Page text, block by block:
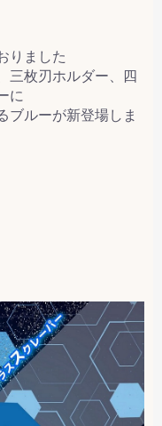
りました
三枚刃ホルダー、四
に
ブルーが新登場しま